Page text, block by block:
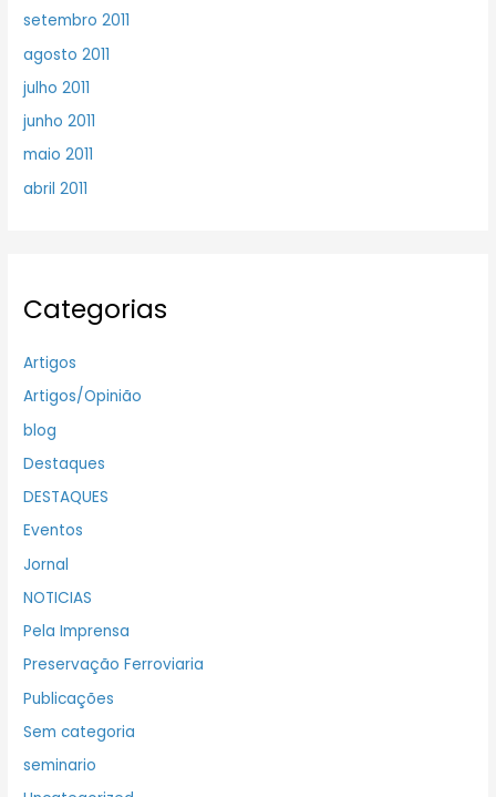
setembro 2011
agosto 2011
julho 2011
junho 2011
maio 2011
abril 2011
Categorias
Artigos
Artigos/Opinião
blog
Destaques
DESTAQUES
Eventos
Jornal
NOTICIAS
Pela Imprensa
Preservação Ferroviaria
Publicações
Sem categoria
seminario